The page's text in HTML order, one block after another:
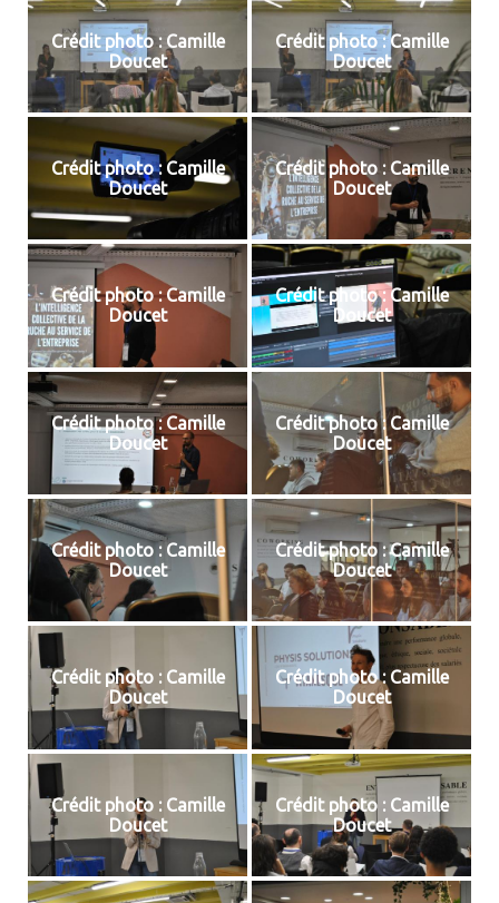
Crédit photo : Camille
Doucet
Crédit photo : Camille
Doucet
Crédit photo : Camille
Doucet
Crédit photo : Camille
Doucet
Crédit photo : Camille
Doucet
Crédit photo : Camille
Doucet
Crédit photo : Camille
Doucet
Crédit photo : Camille
Doucet
Crédit photo : Camille
Doucet
Crédit photo : Camille
Doucet
Crédit photo : Camille
Doucet
Crédit photo : Camille
Doucet
Crédit photo : Camille
Doucet
Crédit photo : Camille
Doucet